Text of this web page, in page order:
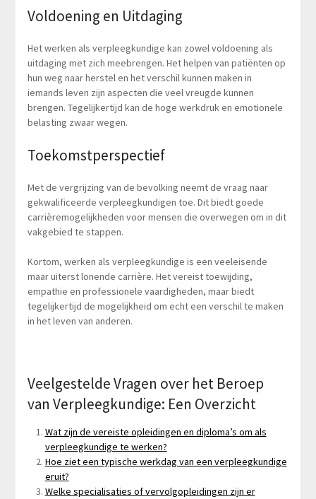
Voldoening en Uitdaging
Het werken als verpleegkundige kan zowel voldoening als
uitdaging met zich meebrengen. Het helpen van patiënten op
hun weg naar herstel en het verschil kunnen maken in
iemands leven zijn aspecten die veel vreugde kunnen
brengen. Tegelijkertijd kan de hoge werkdruk en emotionele
belasting zwaar wegen.
Toekomstperspectief
Met de vergrijzing van de bevolking neemt de vraag naar
gekwalificeerde verpleegkundigen toe. Dit biedt goede
carrièremogelijkheden voor mensen die overwegen om in dit
vakgebied te stappen.
Kortom, werken als verpleegkundige is een veeleisende
maar uiterst lonende carrière. Het vereist toewijding,
empathie en professionele vaardigheden, maar biedt
tegelijkertijd de mogelijkheid om echt een verschil te maken
in het leven van anderen.
Veelgestelde Vragen over het Beroep
van Verpleegkundige: Een Overzicht
Wat zijn de vereiste opleidingen en diploma’s om als
verpleegkundige te werken?
Hoe ziet een typische werkdag van een verpleegkundige
eruit?
Welke specialisaties of vervolgopleidingen zijn er